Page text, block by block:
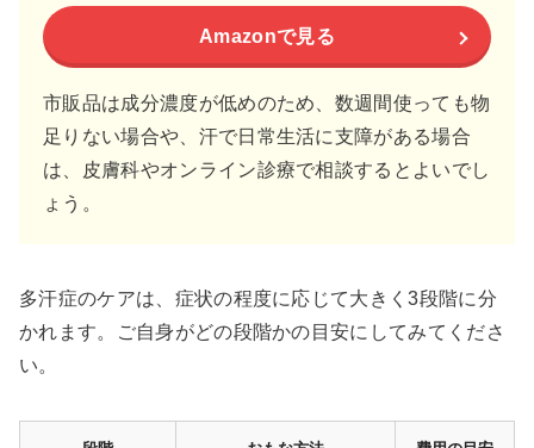
Amazonで見る
市販品は成分濃度が低めのため、数週間使っても物
足りない場合や、汗で日常生活に支障がある場合
は、皮膚科やオンライン診療で相談するとよいでし
ょう。
多汗症のケアは、症状の程度に応じて大きく3段階に分
かれます。ご自身がどの段階かの目安にしてみてくださ
い。